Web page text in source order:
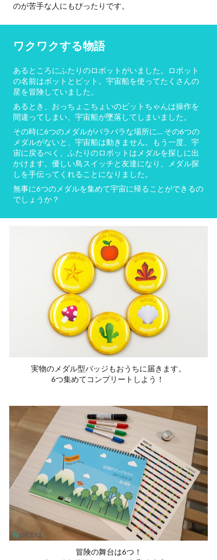
のが苦手な人にもぴったりです。
ワクワクする物語
あるところにふたりのロボットがいました。ロボット
の名前はボットとビット。宇宙船を使ってたくさんの
星を冒険していました。
あるとき、おっちょこちょいのビットちゃんは操作を
間違ってしまい、宇宙船が墜落してしまいました。
その時に6つのメダルがバラバラな場所に… その6つの
メダルがないと、宇宙船は動きません。もう一度、宇
宙に戻るべく、ふたりのロボットはメダルを探しに出
かけます。優しい鳥スイッチと友達になり、メダル探
しを手伝ってくれることになりました。
無事に6つのメダルを集めて宇宙に帰ることができるの
でしょうか？
実物のメダル型バッジもおうちに届きます。
6つ集めてコンプリートしよう！
冒険の舞台は6つ！